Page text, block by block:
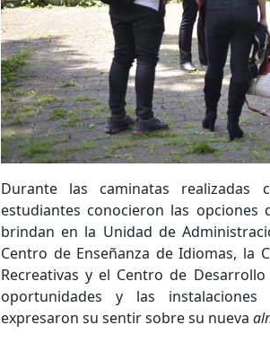
Durante las caminatas realizadas
estudiantes conocieron las
brindan en la Unidad de
Centro de Enseñanza de Idiomas, la
Recreativas y el Centro de
oportunidades y las
expresaron su sentir sobre su nueva